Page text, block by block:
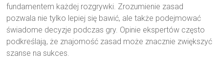
fundamentem każdej rozgrywki. Zrozumienie zasad
pozwala nie tylko lepiej się bawić, ale także podejmować
świadome decyzje podczas gry. Opinie ekspertów często
podkreślają, że znajomość zasad może znacznie zwiększyć
szanse na sukces.